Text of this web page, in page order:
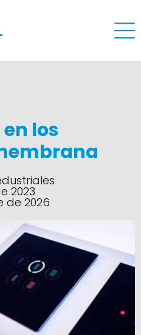
los
2023
de 2026